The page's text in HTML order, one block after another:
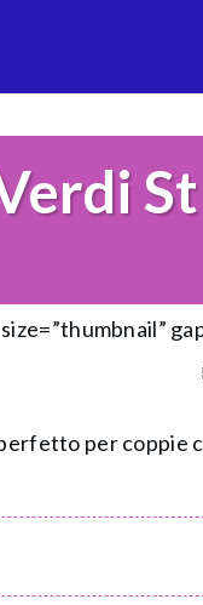
per coppie